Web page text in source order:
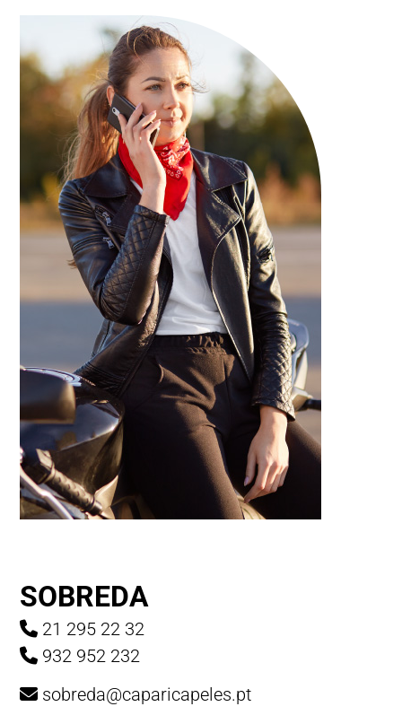
SOBREDA
21 295 22 32
932 952 232
sobreda@caparicapeles.pt